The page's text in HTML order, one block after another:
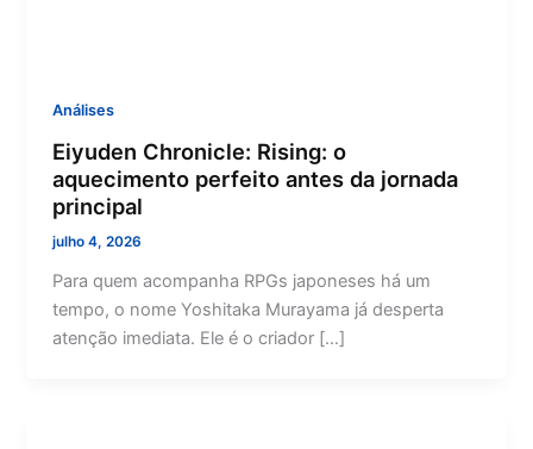
Análises
Eiyuden Chronicle: Rising: o
aquecimento perfeito antes da jornada
principal
julho 4, 2026
Para quem acompanha RPGs japoneses há um
tempo, o nome Yoshitaka Murayama já desperta
atenção imediata. Ele é o criador […]